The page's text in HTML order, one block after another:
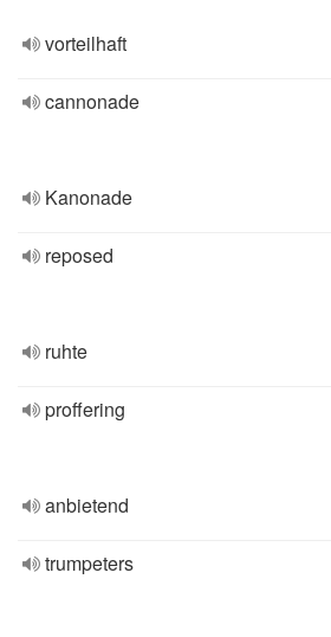
vorteilhaft
cannonade
Kanonade
reposed
ruhte
proffering
anbietend
trumpeters